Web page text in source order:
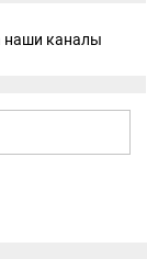
наши каналы